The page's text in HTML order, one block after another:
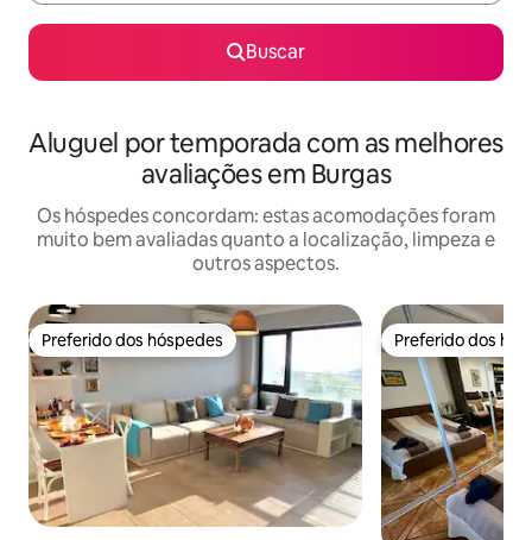
Buscar
Aluguel por temporada com as melhores
avaliações em Burgas
Os hóspedes concordam: estas acomodações foram
muito bem avaliadas quanto a localização, limpeza e
outros aspectos.
Preferido dos hóspedes
Preferido dos hóspedes Preferido dos
Preferido dos